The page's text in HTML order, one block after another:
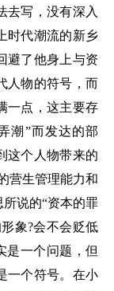
去写，没有深入
时代潮流的新乡
避了他身上与资
人物的符号，而
一点，这主要存
潮”而发达的部
这个人物带来的
营生管理能力和
说的“资本的罪
象?会不会贬低
是一个问题，但
一个符号。在小